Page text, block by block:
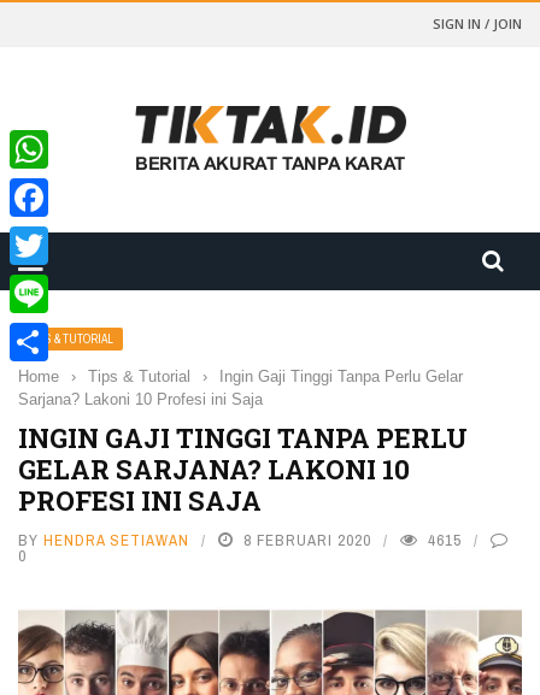
SIGN IN / JOIN
TIPS & TUTORIAL
Home › Tips & Tutorial ›
Ingin Gaji Tinggi Tanpa Perlu Gelar
Sarjana? Lakoni 10 Profesi ini Saja
INGIN GAJI TINGGI TANPA PERLU
GELAR SARJANA? LAKONI 10
PROFESI INI SAJA
BY HENDRA SETIAWAN 8 FEBRUARI 2020 4615
0
WhatsApp
Facebook
Twitter
Line
Share